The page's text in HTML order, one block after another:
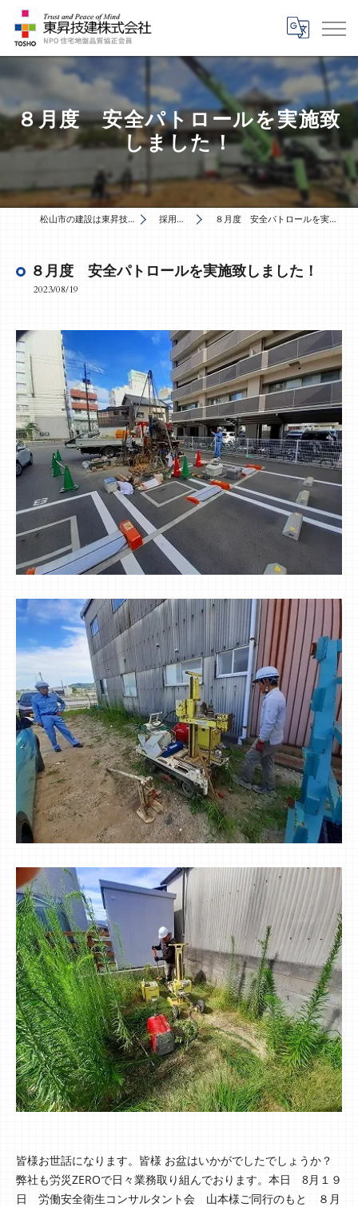
８月度 安全パトロールを実施致
しました！
松山市の建設は東昇技建株式会社 採用ブログ ８月度 安全パトロールを実施致しました！
８月度 安全パトロールを実施致しました！
2023/08/19
皆様お世話になります。皆様 お盆はいかがでしたでしょうか？
弊社も労災ZEROで日々業務取り組んでおります。本日 8月１９
日 労働安全衛生コンサルタント会 山本様ご同行のもと ８月